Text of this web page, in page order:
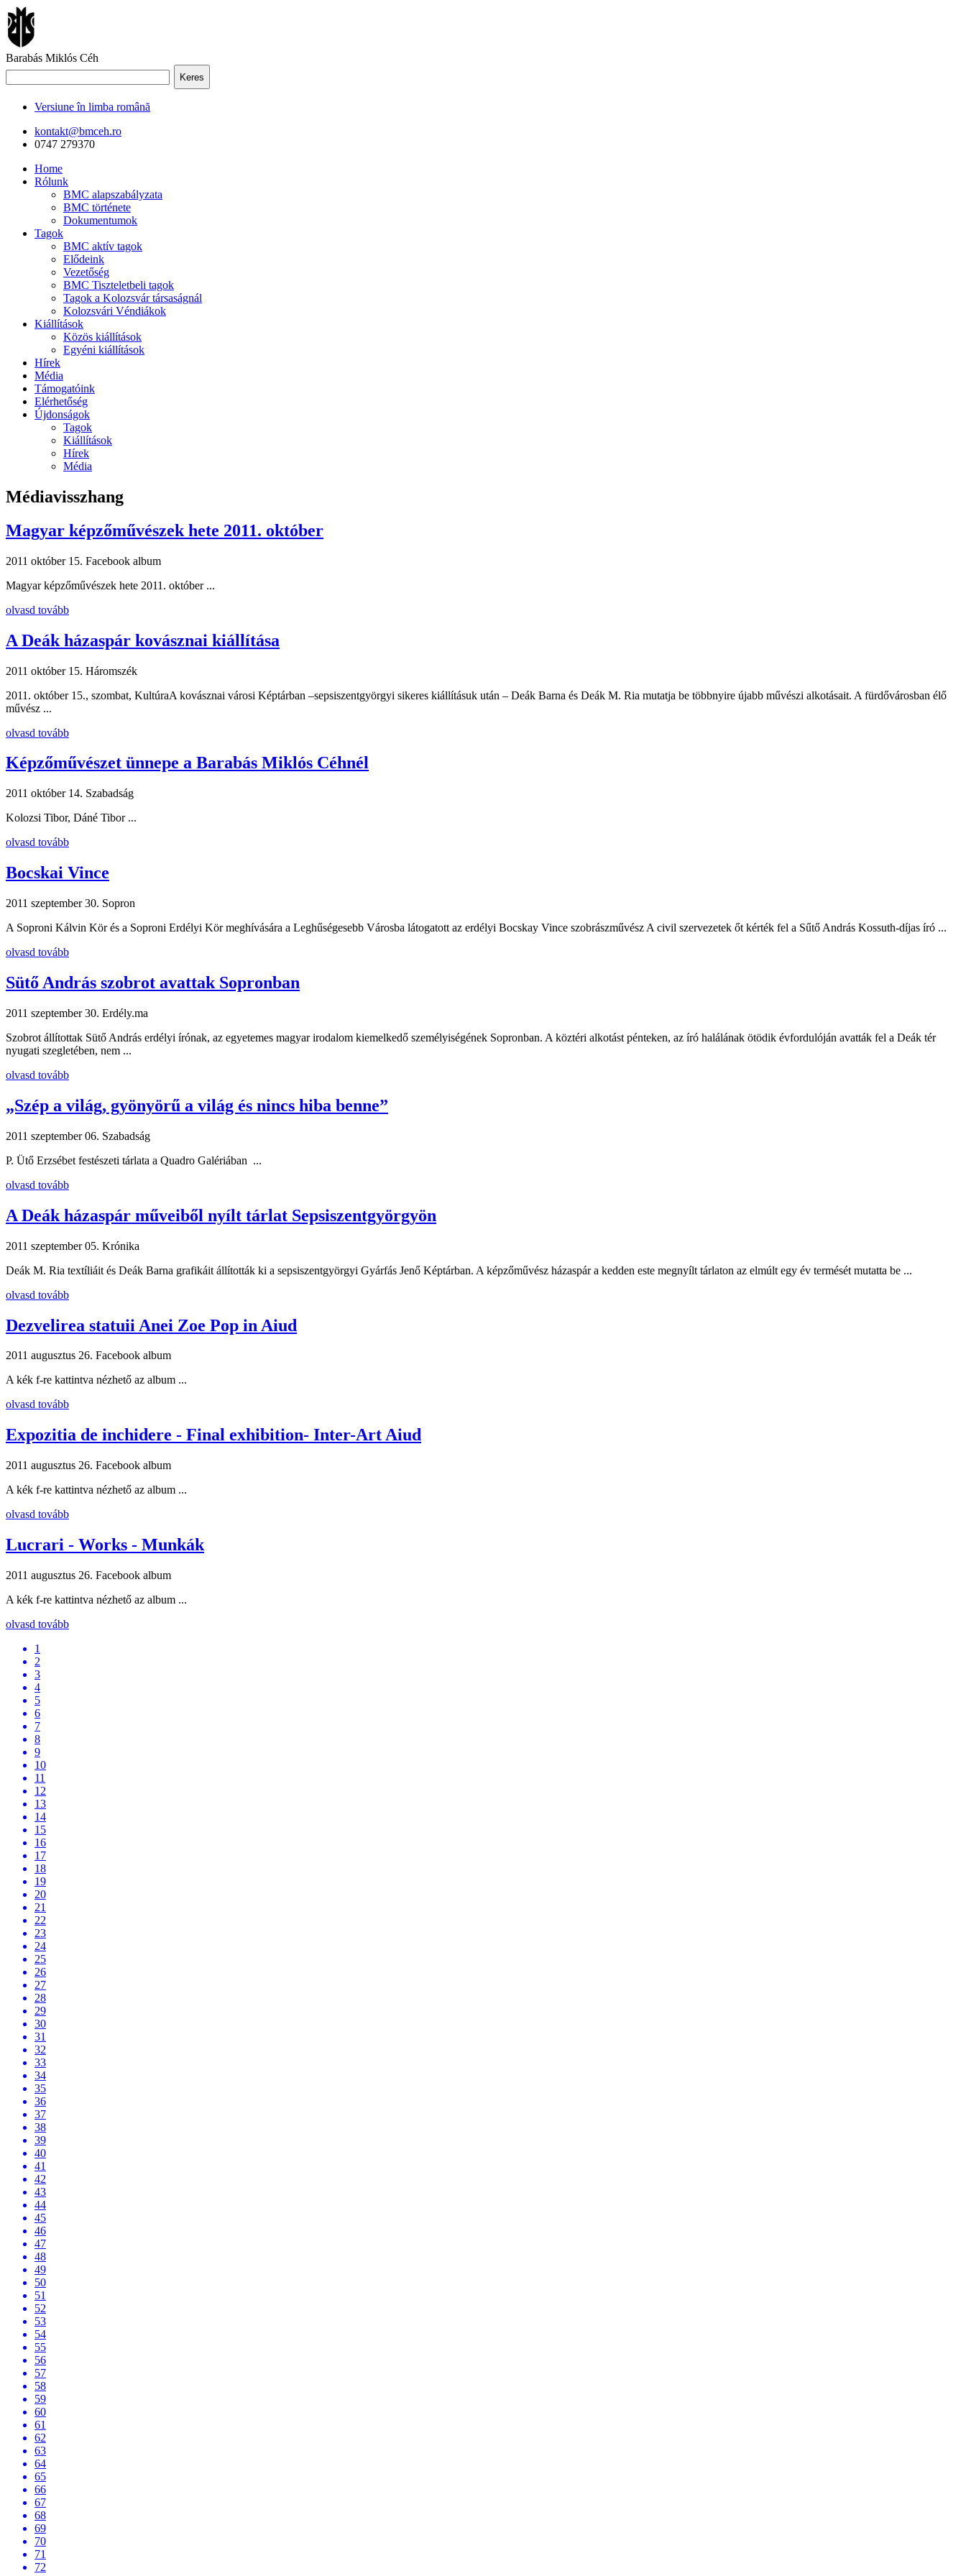
Barabás Miklós Céh
Keres
Versiune în limba română
kontakt@bmceh.ro
0747 279370
Home
Rólunk
BMC alapszabályzata
BMC története
Dokumentumok
Tagok
BMC aktív tagok
Elődeink
Vezetőség
BMC Tiszteletbeli tagok
Tagok a Kolozsvár társaságnál
Kolozsvári Véndiákok
Kiállítások
Közös kiállítások
Egyéni kiállítások
Hírek
Média
Támogatóink
Elérhetőség
Újdonságok
Tagok
Kiállítások
Hírek
Média
Médiavisszhang
Magyar képzőművészek hete 2011. október
2011 október 15. Facebook album
Magyar képzőművészek hete 2011. október ...
olvasd tovább
A Deák házaspár kovásznai kiállítása
2011 október 15. Háromszék
2011. október 15., szombat, KultúraA kovásznai városi Képtárban –sepsiszentgyörgyi sikeres kiállításuk után – Deák Barna és Deák M. Ria mutatja be többnyire újabb művészi alkotásait. A fürdővárosban élő
művész ...
olvasd tovább
Képzőművészet ünnepe a Barabás Miklós Céhnél
2011 október 14. Szabadság
Kolozsi Tibor, Dáné Tibor ...
olvasd tovább
Bocskai Vince
2011 szeptember 30. Sopron
A Soproni Kálvin Kör és a Soproni Erdélyi Kör meghívására a Leghűségesebb Városba látogatott az erdélyi Bocskay Vince szobrászművész A civil szervezetek őt kérték fel a Sűtő András Kossuth-díjas író ...
olvasd tovább
Sütő András szobrot avattak Sopronban
2011 szeptember 30. Erdély.ma
Szobrot állítottak Sütő András erdélyi írónak, az egyetemes magyar irodalom kiemelkedő személyiségének Sopronban. A köztéri alkotást pénteken, az író halálának ötödik évfordulóján avatták fel a Deák tér
nyugati szegletében, nem ...
olvasd tovább
„Szép a világ, gyönyörű a világ és nincs hiba benne”
2011 szeptember 06. Szabadság
P. Ütő Erzsébet festészeti tárlata a Quadro Galériában ...
olvasd tovább
A Deák házaspár műveiből nyílt tárlat Sepsiszentgyörgyön
2011 szeptember 05. Krónika
Deák M. Ria textíliáit és Deák Barna grafikáit állították ki a sepsiszentgyörgyi Gyárfás Jenő Képtárban. A képzőművész házaspár a kedden este megnyílt tárlaton az elmúlt egy év termését mutatta be ...
olvasd tovább
Dezvelirea statuii Anei Zoe Pop in Aiud
2011 augusztus 26. Facebook album
A kék f-re kattintva nézhető az album ...
olvasd tovább
Expozitia de inchidere - Final exhibition- Inter-Art Aiud
2011 augusztus 26. Facebook album
A kék f-re kattintva nézhető az album ...
olvasd tovább
Lucrari - Works - Munkák
2011 augusztus 26. Facebook album
A kék f-re kattintva nézhető az album ...
olvasd tovább
1
2
3
4
5
6
7
8
9
10
11
12
13
14
15
16
17
18
19
20
21
22
23
24
25
26
27
28
29
30
31
32
33
34
35
36
37
38
39
40
41
42
43
44
45
46
47
48
49
50
51
52
53
54
55
56
57
58
59
60
61
62
63
64
65
66
67
68
69
70
71
72